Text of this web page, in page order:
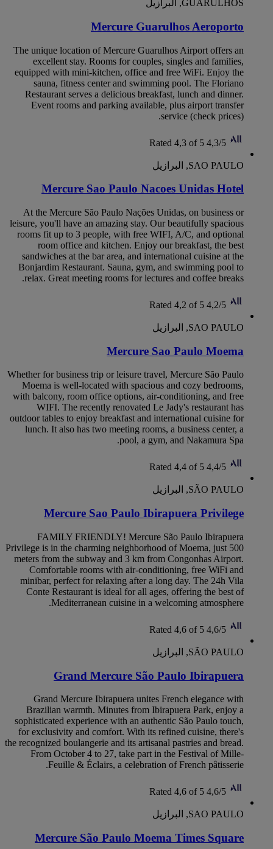
GUARULHOS, البرازيل
Mercure Guarulhos Aeroporto
The unique location of Mercure Guarulhos Airport offers an
excellent stay. Rooms for couples, singles and families,
equipped with mini-kitchen, office and free WiFi. Enjoy the
sauna, fitness center and swimming pool. The Floriano
Restaurant serves a delicious breakfast, lunch and dinner.
Event rooms and parking available, plus airport transfer
service (check prices).
4,3/5
Rated 4,3 of 5
SAO PAULO, البرازيل
Mercure Sao Paulo Nacoes Unidas Hotel
At the Mercure São Paulo Nações Unidas, on business or
leisure, you'll have an amazing stay. Our beautifully spacious
rooms fit up to 3 people, with free WIFI, A/C, and optional
room office and kitchen. Enjoy our breakfast, the best
sandwiches at the bar area, and international cuisine at the
Bonjardim Restaurant. Sauna, gym, and swimming pool to
relax. Great meeting rooms for lectures and coffee breaks.
4,2/5
Rated 4,2 of 5
SAO PAULO, البرازيل
Mercure Sao Paulo Moema
Whether for business trip or leisure travel, Mercure São Paulo
Moema is well-located with spacious and cozy bedrooms,
with balcony, room office options, air-conditioning, and free
WIFI. The recently renovated Le Jady's restaurant has
outdoor tables to enjoy breakfast and international cuisine for
lunch. It also has two meeting rooms, a business center, a
pool, a gym, and Nakamura Spa.
4,4/5
Rated 4,4 of 5
SÃO PAULO, البرازيل
Mercure Sao Paulo Ibirapuera Privilege
FAMILY FRIENDLY! Mercure São Paulo Ibirapuera
Privilege is in the charming neighborhood of Moema, just 500
meters from the subway and 3 km from Congonhas Airport.
Comfortable rooms with air-conditioning, free WiFi and
minibar, perfect for relaxing after a long day. The 24h Vila
Conte Restaurant is ideal for all ages, offering the best of
Mediterranean cuisine in a welcoming atmosphere.
4,6/5
Rated 4,6 of 5
SÃO PAULO, البرازيل
Grand Mercure São Paulo Ibirapuera
Grand Mercure Ibirapuera unites French elegance with
Brazilian warmth. Minutes from Ibirapuera Park, enjoy a
sophisticated experience with an authentic São Paulo touch,
for exclusivity and comfort. With its refined cuisine, there's
the recognized boulangerie and its artisanal pastries and bread.
From October 4 to 27, take part in the Festival of Mille-
Feuille & Éclairs, a celebration of French pâtisserie.
4,6/5
Rated 4,6 of 5
SAO PAULO, البرازيل
Mercure São Paulo Moema Times Square